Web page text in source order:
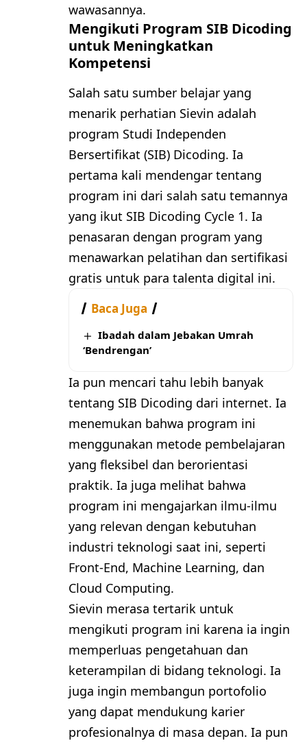
wawasannya.
Mengikuti Program SIB Dicoding
untuk Meningkatkan
Kompetensi
Salah satu sumber belajar yang
menarik perhatian Sievin adalah
program Studi Independen
Bersertifikat (SIB) Dicoding. Ia
pertama kali mendengar tentang
program ini dari salah satu temannya
yang ikut SIB Dicoding Cycle 1. Ia
penasaran dengan program yang
menawarkan pelatihan dan sertifikasi
gratis untuk para talenta digital ini.
Baca Juga
Ibadah dalam Jebakan Umrah
‘Bendrengan’
Ia pun mencari tahu lebih banyak
tentang SIB Dicoding dari internet. Ia
menemukan bahwa program ini
menggunakan metode pembelajaran
yang fleksibel dan berorientasi
praktik. Ia juga melihat bahwa
program ini mengajarkan ilmu-ilmu
yang relevan dengan kebutuhan
industri teknologi saat ini, seperti
Front-End, Machine Learning, dan
Cloud Computing.
Sievin merasa tertarik untuk
mengikuti program ini karena ia ingin
memperluas pengetahuan dan
keterampilan di bidang teknologi. Ia
juga ingin membangun portofolio
yang dapat mendukung karier
profesionalnya di masa depan. Ia pun